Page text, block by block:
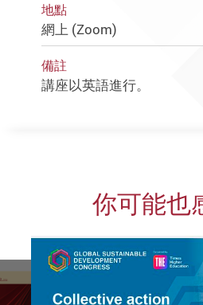
地點
網上 (Zoom)
備註
講座以英語進行。
你可能也